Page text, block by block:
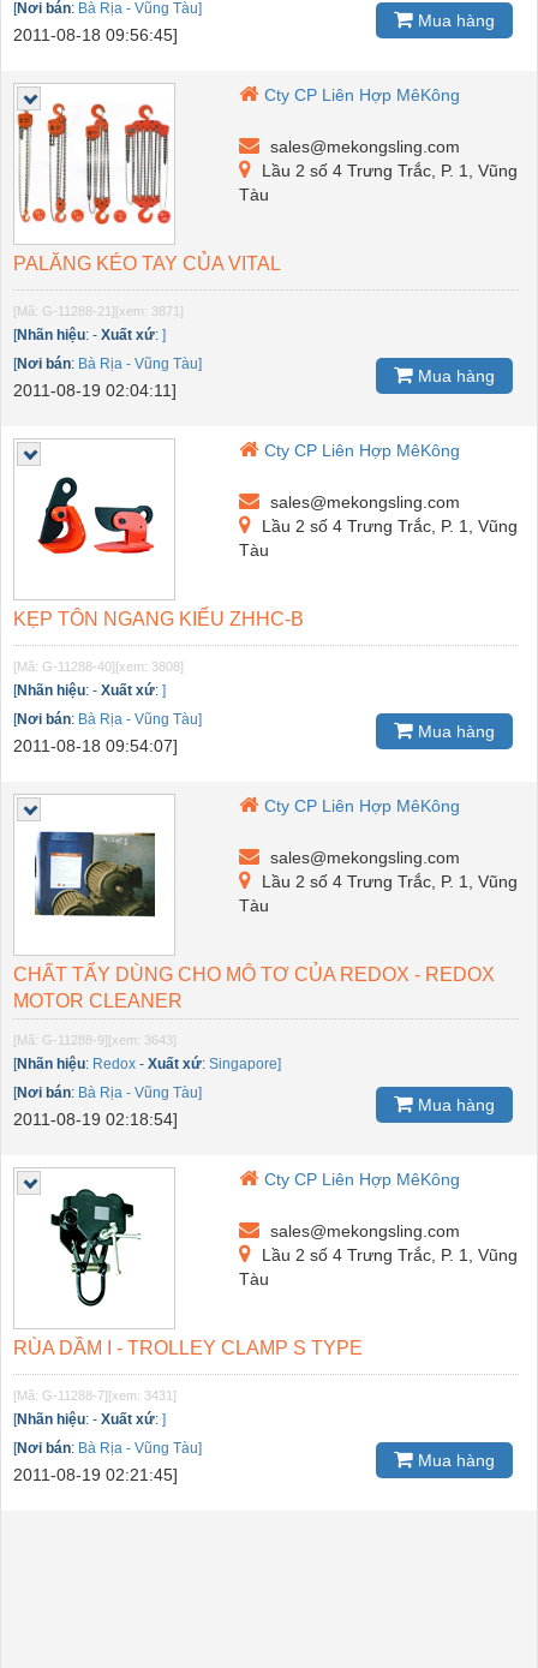
[Nơi bán: Bà Rịa - Vũng Tàu]
2011-08-18 09:56:45]
Mua hàng
Cty CP Liên Hợp MêKông
sales@mekongsling.com
Lầu 2 số 4 Trưng Trắc, P. 1, Vũng
Tàu
PALĂNG KÉO TAY CỦA VITAL
[Mã: G-11288-21][xem: 3871]
[Nhãn hiệu: - Xuất xứ: ]
[Nơi bán: Bà Rịa - Vũng Tàu]
2011-08-19 02:04:11]
Mua hàng
Cty CP Liên Hợp MêKông
sales@mekongsling.com
Lầu 2 số 4 Trưng Trắc, P. 1, Vũng
Tàu
KẸP TÔN NGANG KIỂU ZHHC-B
[Mã: G-11288-40][xem: 3808]
[Nhãn hiệu: - Xuất xứ: ]
[Nơi bán: Bà Rịa - Vũng Tàu]
2011-08-18 09:54:07]
Mua hàng
Cty CP Liên Hợp MêKông
sales@mekongsling.com
Lầu 2 số 4 Trưng Trắc, P. 1, Vũng
Tàu
CHẤT TẨY DÙNG CHO MÔ TƠ CỦA REDOX - REDOX
MOTOR CLEANER
[Mã: G-11288-9][xem: 3643]
[Nhãn hiệu: Redox - Xuất xứ: Singapore]
[Nơi bán: Bà Rịa - Vũng Tàu]
2011-08-19 02:18:54]
Mua hàng
Cty CP Liên Hợp MêKông
sales@mekongsling.com
Lầu 2 số 4 Trưng Trắc, P. 1, Vũng
Tàu
RÙA DẦM I - TROLLEY CLAMP S TYPE
[Mã: G-11288-7][xem: 3431]
[Nhãn hiệu: - Xuất xứ: ]
[Nơi bán: Bà Rịa - Vũng Tàu]
2011-08-19 02:21:45]
Mua hàng